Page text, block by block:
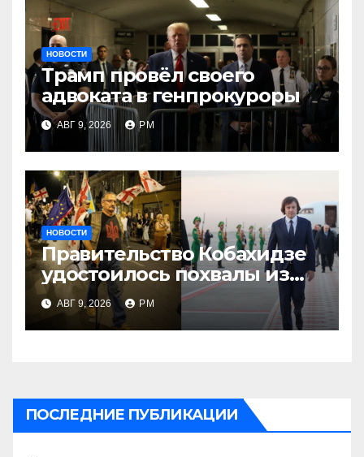
НОВОСТИ
Трамп провёл своего
адвоката в генпрокуроры
АВГ 9, 2026 РМ
НОВОСТИ
Правительство Кобахидзе
удостоилось похвалы из
Москвы
АВГ 9, 2026 РМ
ПОСЛЕДНИЕ ПУБЛИКАЦИИ